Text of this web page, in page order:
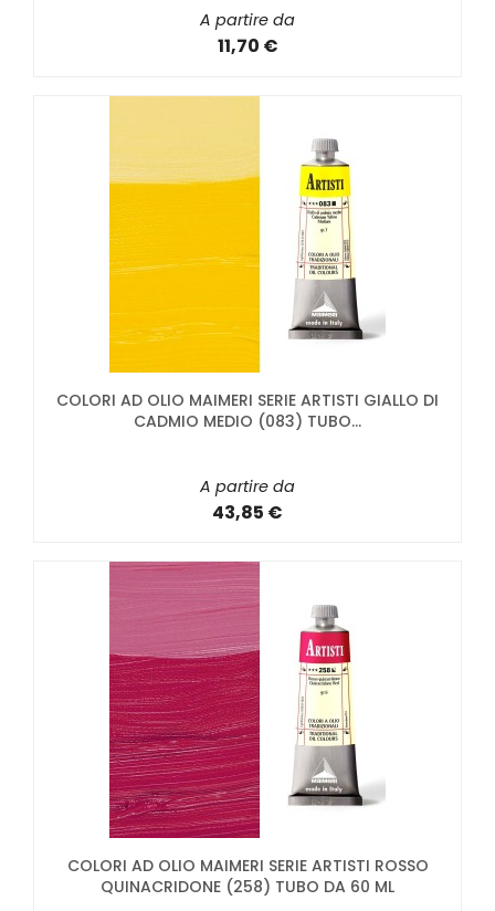
A partire da
11,70 €
COLORI AD OLIO MAIMERI SERIE ARTISTI GIALLO DI
CADMIO MEDIO (083) TUBO...
A partire da
43,85 €
COLORI AD OLIO MAIMERI SERIE ARTISTI ROSSO
QUINACRIDONE (258) TUBO DA 60 ML